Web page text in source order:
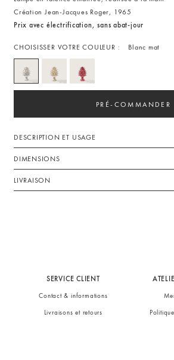
Création Jean-Jacques Roger, 1965
Prix avec électrification, sans abat-jour
CHOISISSER VOTRE COULEUR : Blanc mat
PRÉ-COMMANDER
DESCRIPTION ET USAGE
DIMENSIONS
LIVRAISON
SERVICE CLIENT
Contact & informations
Livraisons et retours